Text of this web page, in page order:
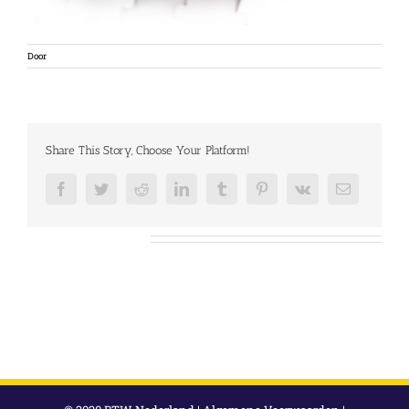
Door
Share This Story, Choose Your Platform!
FacebookTwitterRedditLinkedInTumblr PinterestVk
E-